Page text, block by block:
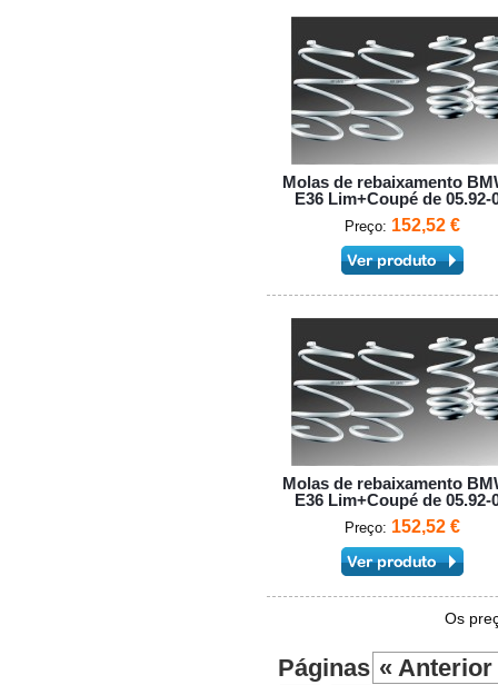
Molas de rebaixamento
E36 Lim+Coupé de 05.92-
Preço: 152,52 €
Molas de rebaixamento
E36 Lim+Coupé de 05.92-
Preço: 152,52 €
Os
Páginas « Anterior